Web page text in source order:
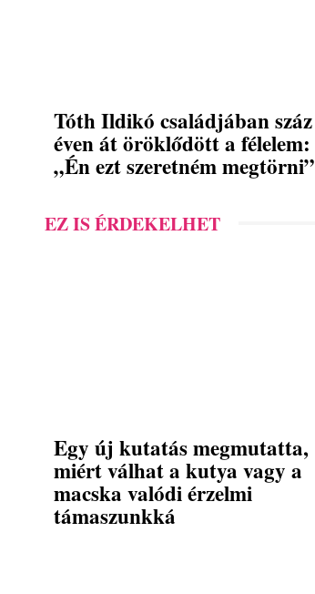
Tóth Ildikó családjában száz
éven át öröklődött a félelem:
„Én ezt szeretném megtörni”
EZ IS ÉRDEKELHET
Egy új kutatás megmutatta,
miért válhat a kutya vagy a
macska valódi érzelmi
támaszunkká